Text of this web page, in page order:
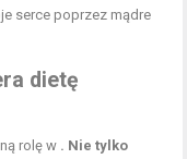
serce poprzez mądre
dietę
rolę w . Nie tylko